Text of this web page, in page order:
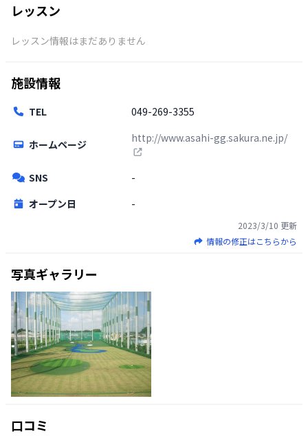
レッスン
レッスン情報はまだありません
施設情報
TEL 049-269-3355
ホームページ http://www.asahi-gg.sakura.ne.jp/
SNS
-
オープン日
-
2023/3/10 更新
情報の修正はこちらから
写真ギャラリー
口コミ